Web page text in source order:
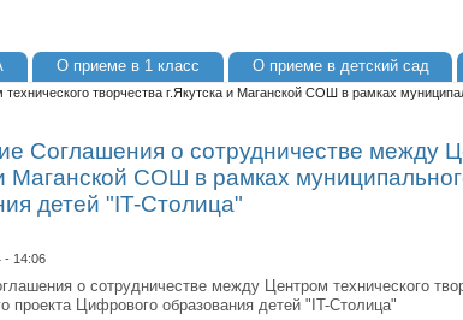
О приеме в 1 класс О приеме в детский сад
творчества г.Якутска и Маганской СОШ в рамках
Соглашения о сотрудничестве между
и Маганской СОШ в рамках
детей "IT-Столица"
- 14:06
о сотрудничестве между Центром технического
проекта Цифрового образования детей "IT-Столица"